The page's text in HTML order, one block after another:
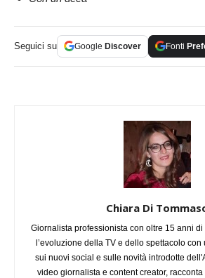
Seguici su Google Discover Fonti
Chiara Di
Giornalista professionista con oltre 15 anni
l’evoluzione della TV e dello spettacolo con
sui nuovi social e sulle novità introdotte
video giornalista e content creator,